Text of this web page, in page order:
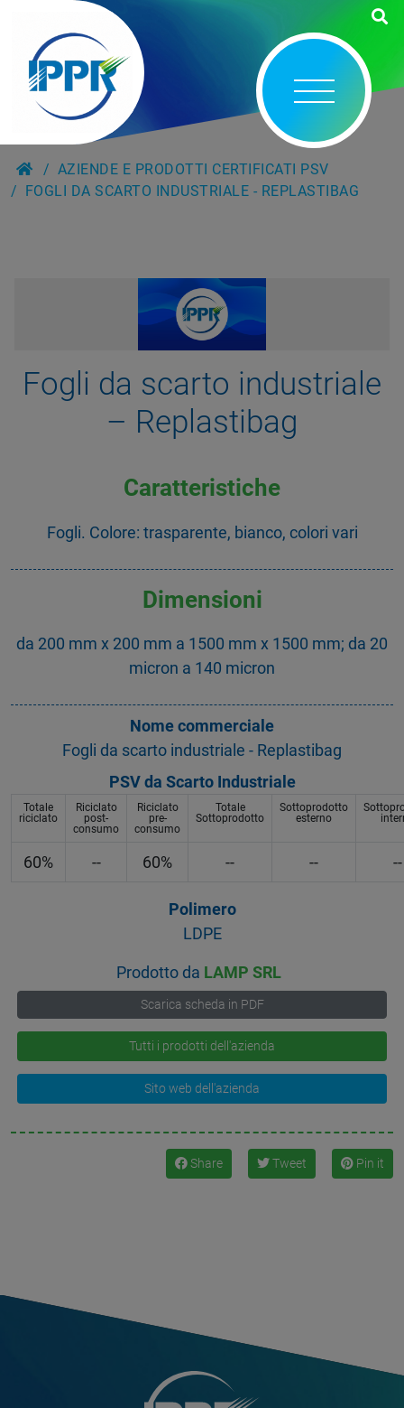
AZIENDE E PRODOTTI CERTIFICATI PSV
FOGLI DA SCARTO INDUSTRIALE - REPLASTIBAG
Fogli da scarto industriale
– Replastibag
Caratteristiche
Fogli. Colore: trasparente, bianco, colori vari
Dimensioni
da 200 mm x 200 mm a 1500 mm x 1500 mm; da 20
micron a 140 micron
Nome commerciale
Fogli da scarto industriale - Replastibag
PSV da Scarto Industriale
Totale
riciclato
Riciclato
post-
consumo
Riciclato
pre-
consumo
Totale
Sottoprodotto
Sottoprodotto
esterno
60% -- 60% -- -- --
Polimero
LDPE
Prodotto da LAMP SRL
Scarica scheda in PDF
Tutti i prodotti dell'azienda
Sito web dell'azienda
Share Tweet Pin it